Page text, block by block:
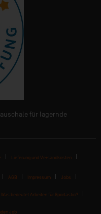
für lagernde
Lieferung und Versandkosten
AGB Impressum Jobs
Was bedeutet Arbeiten für Sportastic?
Job